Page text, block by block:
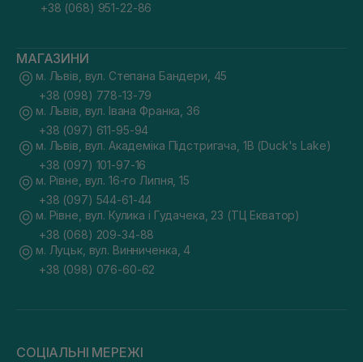
+38 (068) 951-22-86
МАГАЗИНИ
м. Львів, вул. Степана Бандери, 45
+38 (098) 778-13-79
м. Львів, вул. Івана Франка, 36
+38 (097) 611-95-94
м. Львів, вул. Академіка Підстригача, 1В (Duck's Lake)
+38 (097) 101-97-16
м. Рівне, вул. 16-го Липня, 15
+38 (097) 544-61-44
м. Рівне, вул. Кулика і Гудачека, 23 (ТЦ Екватор)
+38 (068) 209-34-88
м. Луцьк, вул. Винниченка, 4
+38 (098) 076-60-62
СОЦІАЛЬНІ МЕРЕЖІ